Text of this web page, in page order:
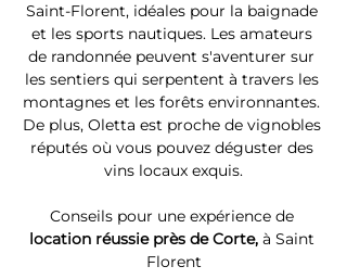
Saint-Florent, idéales pour la baignade
et les sports nautiques. Les amateurs
de randonnée peuvent s'aventurer sur
les sentiers qui serpentent à travers les
montagnes et les forêts environnantes.
De plus, Oletta est proche de vignobles
réputés où vous pouvez déguster des
vins locaux exquis.
Conseils pour une expérience de
location réussie près de Corte, à Saint
Florent